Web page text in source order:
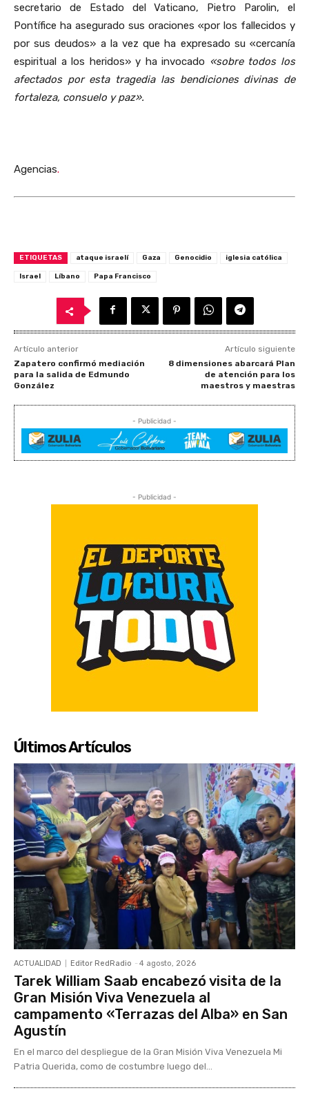
secretario de Estado del Vaticano, Pietro Parolin, el
Pontífice ha asegurado sus oraciones «por los fallecidos y
por sus deudos» a la vez que ha expresado su «cercanía
espiritual a los heridos» y ha invocado «sobre todos los
afectados por esta tragedia las bendiciones divinas de
fortaleza, consuelo y paz».
Agencias.
ETIQUETAS ataque israelí Gaza Genocidio iglesia católica
Israel Líbano Papa Francisco
Artículo anterior
Zapatero confirmó mediación
para la salida de Edmundo
González
Artículo siguiente
8 dimensiones abarcará Plan
de atención para los
maestros y maestras
- Publicidad -
- Publicidad -
Últimos Artículos
ACTUALIDAD Editor RedRadio - 4 agosto, 2026
Tarek William Saab encabezó visita de la
Gran Misión Viva Venezuela al
campamento «Terrazas del Alba» en San
Agustín
En el marco del despliegue de la Gran Misión Viva Venezuela Mi
Patria Querida, como de costumbre luego del...